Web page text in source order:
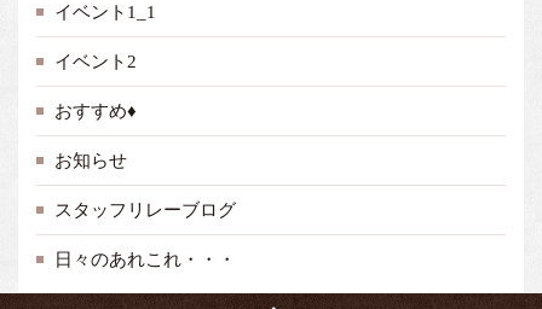
イベント1_1
イベント2
おすすめ♦
お知らせ
スタッフリレーブログ
日々のあれこれ・・・